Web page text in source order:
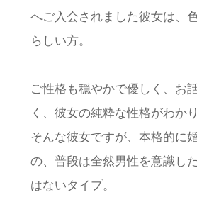
へご入会されました彼女は、
らしい方。
ご性格も穏やかで優しく、お
く、彼女の純粋な性格がわかり
そんな彼女ですが、本格的に
の、普段は全然男性を意識し
はないタイプ。